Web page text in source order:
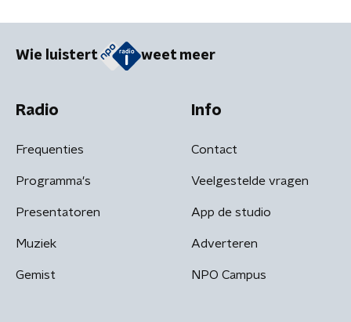
Wie luistert weet meer
Radio
Frequenties
Programma's
Presentatoren
Muziek
Gemist
Info
Contact
Veelgestelde vragen
App de studio
Adverteren
NPO Campus